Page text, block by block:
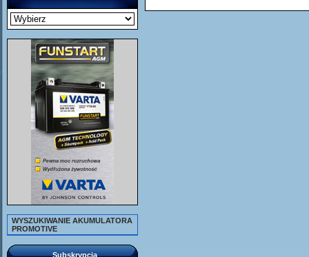
WYSZUKIWANIE AKUMULATORA
PROMOTIVE
Subskrypcja